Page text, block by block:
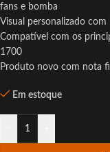
fans e bomba
Visual personalizado
Compatível com os
1700
Produto novo com nota
Em estoque